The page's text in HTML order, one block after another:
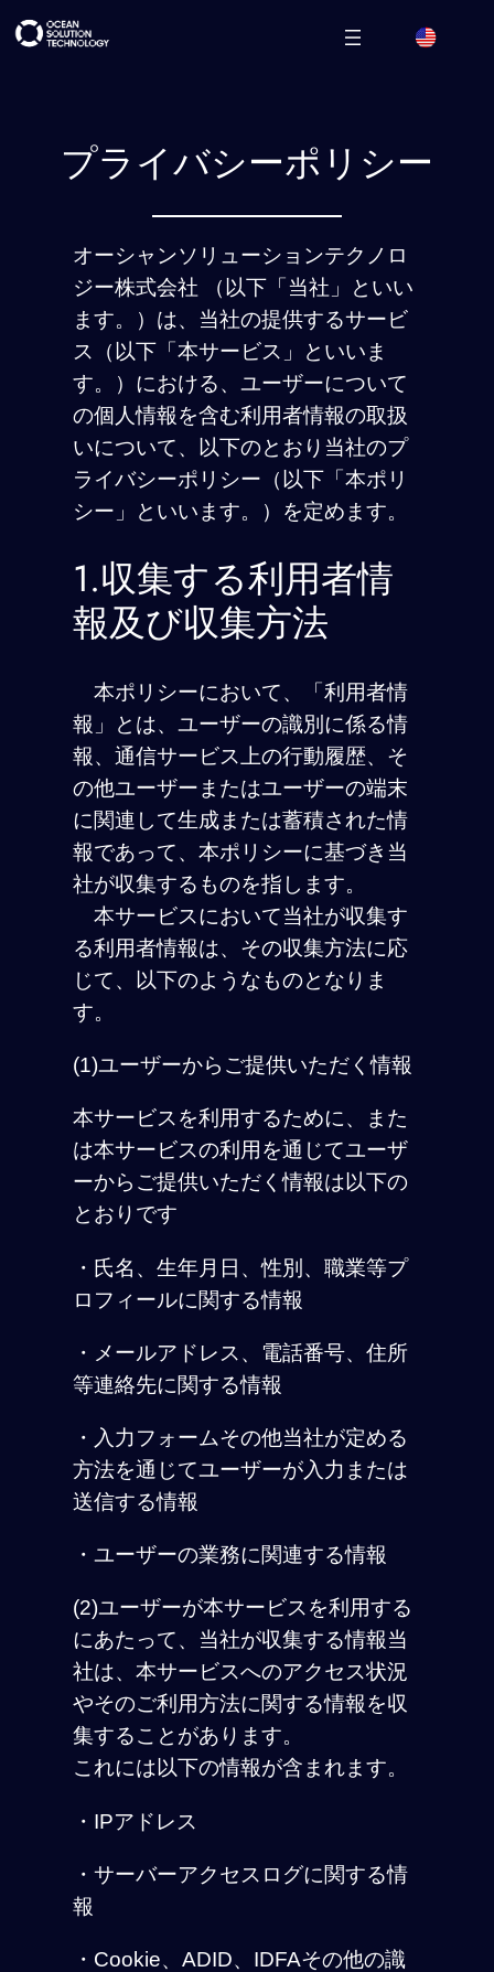
プライバシーポリシー
オーシャンソリューションテクノロ
ジー株式会社 （以下「当社」といい
ます。）は、当社の提供するサービ
ス（以下「本サービス」といいま
す。）における、ユーザーについて
の個人情報を含む利用者情報の取扱
いについて、以下のとおり当社のプ
ライバシーポリシー（以下「本ポリ
シー」といいます。）を定めます。
1.収集する利用者情
報及び収集方法
本ポリシーにおいて、「利用者情
報」とは、ユーザーの識別に係る情
報、通信サービス上の行動履歴、そ
の他ユーザーまたはユーザーの端末
に関連して生成または蓄積された情
報であって、本ポリシーに基づき当
社が収集するものを指します。
本サービスにおいて当社が収集す
る利用者情報は、その収集方法に応
じて、以下のようなものとなりま
す。
(1)ユーザーからご提供いただく情報
本サービスを利用するために、また
は本サービスの利用を通じてユーザ
ーからご提供いただく情報は以下の
とおりです
・氏名、生年月日、性別、職業等プ
ロフィールに関する情報
・メールアドレス、電話番号、住所
等連絡先に関する情報
・入力フォームその他当社が定める
方法を通じてユーザーが入力または
送信する情報
・ユーザーの業務に関連する情報
(2)ユーザーが本サービスを利用する
にあたって、当社が収集する情報当
社は、本サービスへのアクセス状況
やそのご利用方法に関する情報を収
集することがあります。
これには以下の情報が含まれます。
・IPアドレス
・サーバーアクセスログに関する情
報
・Cookie、ADID、IDFAその他の識